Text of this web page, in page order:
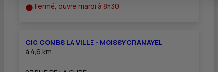
Fermé, ouvre mardi à 8h30
CIC COMBS LA VILLE - MOISSY CRAMAYEL
à 4,6 km